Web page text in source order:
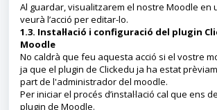
Al guardar, visualitzarem el nostre Moodle en
veurà l’acció per editar-lo.
1.3. Instal·lació i configuració del plugin
Moodle
No caldrà que feu aquesta acció si el vostre
ja que el plugin de Clickedu ja ha estat
part de l'administrador del moodle.
Per iniciar el procés d’instal·lació cal que ens
plugin de Moodle.